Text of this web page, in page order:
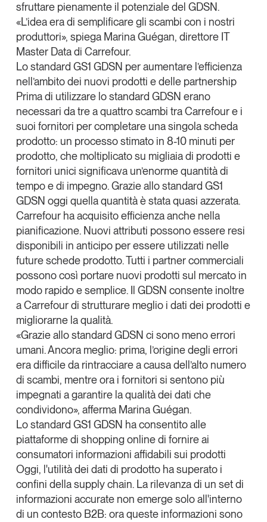
Un anno di
Tendenze2026
Leggi il magazine
Tendenze è il magazine di GS1 Italy che racconta in
modo indipendente il cambiamento e le sfide del largo
consumo e dell’economia a professionisti e
consumatori
GS1 Italy GS1 Italy GS1 Italy
Tendenze
GS1 Italy
sfruttare pienamente il potenziale del GDSN.
«L’idea era di semplificare gli scambi con i nostri
produttori», spiega Marina Guégan, direttore IT
Master Data di Carrefour.
Lo standard GS1 GDSN per aumentare l’efficienza
nell’ambito dei nuovi prodotti e delle partnership
Prima di utilizzare lo standard GDSN erano
necessari da tre a quattro scambi tra Carrefour e i
suoi fornitori per completare una singola scheda
prodotto: un processo stimato in 8-10 minuti per
prodotto, che moltiplicato su migliaia di prodotti e
fornitori unici significava un’enorme quantità di
tempo e di impegno. Grazie allo standard GS1
GDSN oggi quella quantità è stata quasi azzerata.
Carrefour ha acquisitoefficienza anche nella
pianificazione. Nuovi attributi possono essere resi
disponibili in anticipo per essere utilizzati nelle
future schede prodotto. Tutti i partner commerciali
possono così portare nuovi prodotti sul mercato in
modo rapido e semplice. Il GDSN consente inoltre
a Carrefour di strutturare meglio i dati dei prodotti e
migliorarne la qualità.
«Grazie allo standard GDSN ci sono meno errori
umani. Ancora meglio: prima, l’origine degli errori
era difficile da rintracciare a causa dell’alto numero
di scambi, mentre ora i fornitori si sentono più
impegnati a garantire la qualità dei dati che
condividono», afferma Marina Guégan.
Lo standard GS1 GDSN ha consentito alle
piattaforme di shopping online di fornire ai
consumatori informazioni affidabili sui prodotti
Oggi, l'utilità dei dati di prodotto ha superato i
confini della supply chain. La rilevanza di un set di
informazioni accurate non emerge solo all'interno
di un contesto B2B: ora queste informazioni sono